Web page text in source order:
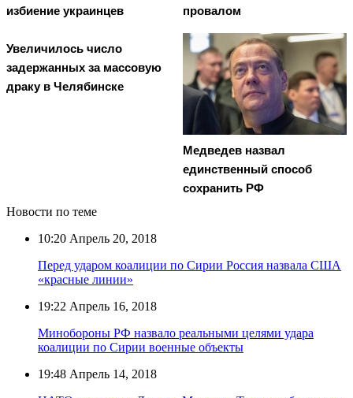
избиение украинцев
провалом
Увеличилось число
задержанных за массовую
драку в Челябинске
Медведев назвал
единственный способ
сохранить РФ
Новости по теме
10:20 Апрель 20, 2018
Перед ударом коалиции по Сирии Россия назвала США
«красные линии»
19:22 Апрель 16, 2018
Минобороны РФ назвало реальными целями удара
коалиции по Сирии военные объекты
19:48 Апрель 14, 2018